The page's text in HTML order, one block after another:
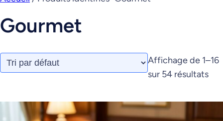
e
Gourmet
Affichage de 1–16
sur 54 résultats